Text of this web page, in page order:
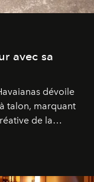
avec sa
dévoile
talon, marquant
de la